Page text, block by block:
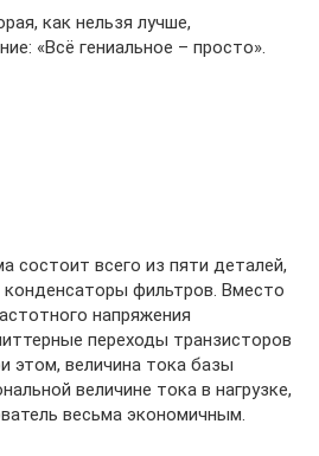
как нельзя лучше,
«Всё гениальное – просто».
состоит всего из пяти деталей,
конденсаторы фильтров. Вместо
напряжения
переходы транзисторов
этом, величина тока базы
величине тока в нагрузке,
весьма экономичным.